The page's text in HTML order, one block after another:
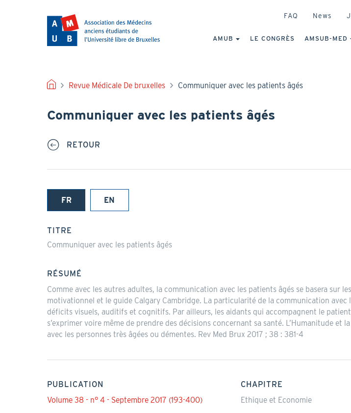
HEADER
FAQ News
PRINCIPALE
AMUB LE CONGRÈS AMSUB-MED
FIL
D'ARIANE
Revue Médicale De bruxelles Communiquer avec les patients âgés
Communiquer avec les patients âgés
RETOUR
FR
(onglet
EN
TITRE
Communiquer avec les patients âgés
RÉSUMÉ
Comme avec les autres adultes, la communication avec les patients âgés se basera sur
motivationnel et le guide Calgary Cambridge. La particularité de la communication avec
déficits visuels, auditifs et cognitifs. Par ailleurs, les aidants qui accompagnent le
s’exprimer voire même de prendre des décisions concernant sa santé. L’Humanitude
avec les personnes très âgées ou démentes. Rev Med Brux 2017 ; 38 : 381-4
PUBLICATION
Volume 38 - n° 4 - Septembre 2017 (193-400)
CHAPITRE
Ethique et Economie